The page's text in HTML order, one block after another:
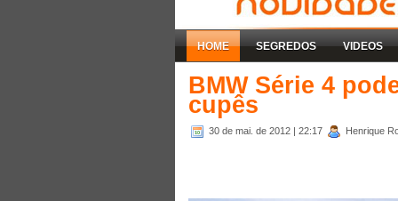
HOME SEGREDOS VIDEOS
BMW Série 4
cupês
30 de mai. de 2012 | 22:17 Henrique